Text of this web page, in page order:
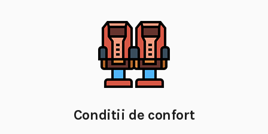
Conditii de confort